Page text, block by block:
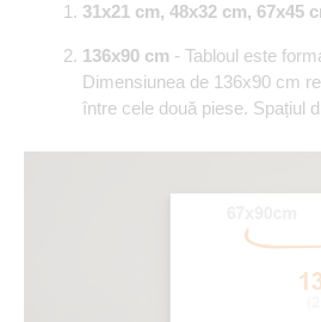
31x21 cm, 48x32 cm, 67x45
136x90 cm - Tabloul este
Dimensiunea de 136x90 cm
între cele două piese. Spațiul